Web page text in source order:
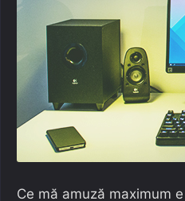
Ce mă amuză maximum